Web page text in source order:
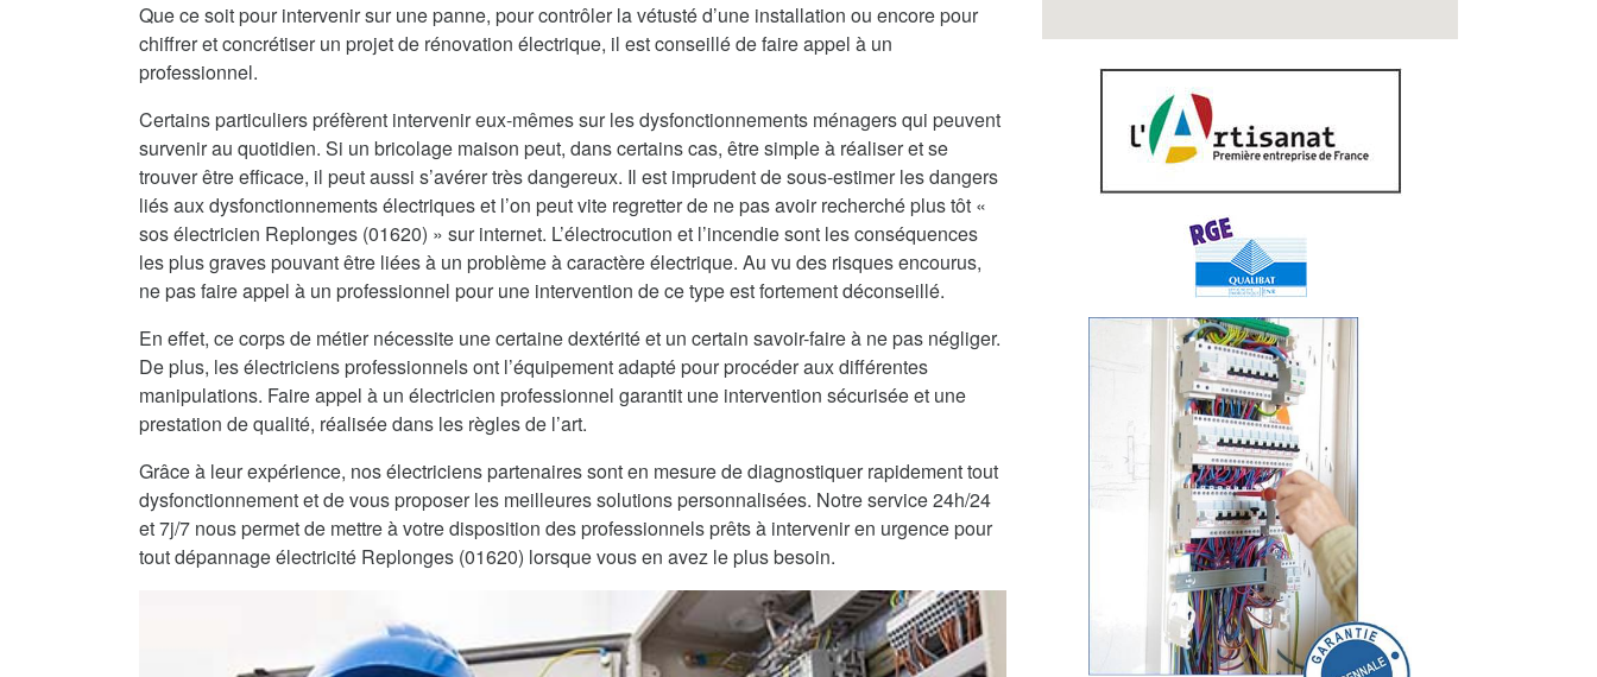
Que ce soit pour intervenir sur une panne, pour contrôler la vétusté d’une installation ou encore pour
chiffrer et concrétiser un projet de rénovation électrique, il est conseillé de faire appel à un
professionnel.
Certains particuliers préfèrent intervenir eux-mêmes sur les dysfonctionnements ménagers qui peuvent
survenir au quotidien. Si un bricolage maison peut, dans certains cas, être simple à réaliser et se
trouver être efficace, il peut aussi s’avérer très dangereux. Il est imprudent de sous-estimer les dangers
liés aux dysfonctionnements électriques et l’on peut vite regretter de ne pas avoir recherché plus tôt «
sos électricien Replonges (01620) » sur internet. L’électrocution et l’incendie sont les conséquences
les plus graves pouvant être liées à un problème à caractère électrique. Au vu des risques encourus,
ne pas faire appel à un professionnel pour une intervention de ce type est fortement déconseillé.
En effet, ce corps de métier nécessite une certaine dextérité et un certain savoir-faire à ne pas négliger.
De plus, les électriciens professionnels ont l’équipement adapté pour procéder aux différentes
manipulations. Faire appel à un électricien professionnel garantit une intervention sécurisée et une
prestation de qualité, réalisée dans les règles de l’art.
Grâce à leur expérience, nos électriciens partenaires sont en mesure de diagnostiquer rapidement tout
dysfonctionnement et de vous proposer les meilleures solutions personnalisées. Notre service 24h/24
et 7j/7 nous permet de mettre à votre disposition des professionnels prêts à intervenir en urgence pour
tout dépannage électricité Replonges (01620) lorsque vous en avez le plus besoin.